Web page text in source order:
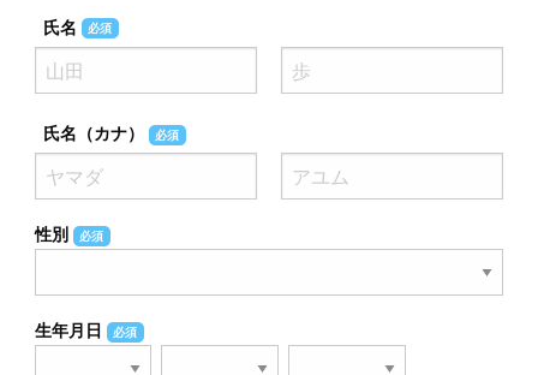
氏名 必須
氏名（カナ） 必須
性別 必須
生年月日 必須